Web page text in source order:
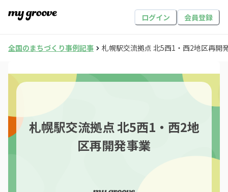
ログイン 会員登録
全国のまちづくり事例記事 札幌駅交流拠点 北5西1・西2地区再開
札幌駅交流拠点 北5西1・西2地
区再開発事業